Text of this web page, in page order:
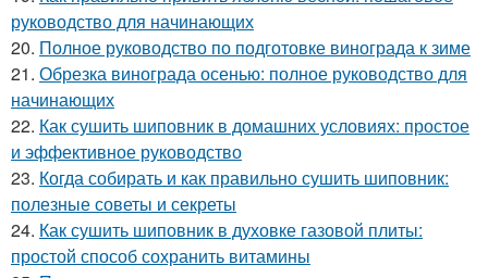
руководство для начинающих
20. Полное руководство по подготовке винограда к зиме
21. Обрезка винограда осенью: полное руководство для
начинающих
22. Как сушить шиповник в домашних условиях: простое
и эффективное руководство
23. Когда собирать и как правильно сушить шиповник:
полезные советы и секреты
24. Как сушить шиповник в духовке газовой плиты:
простой способ сохранить витамины